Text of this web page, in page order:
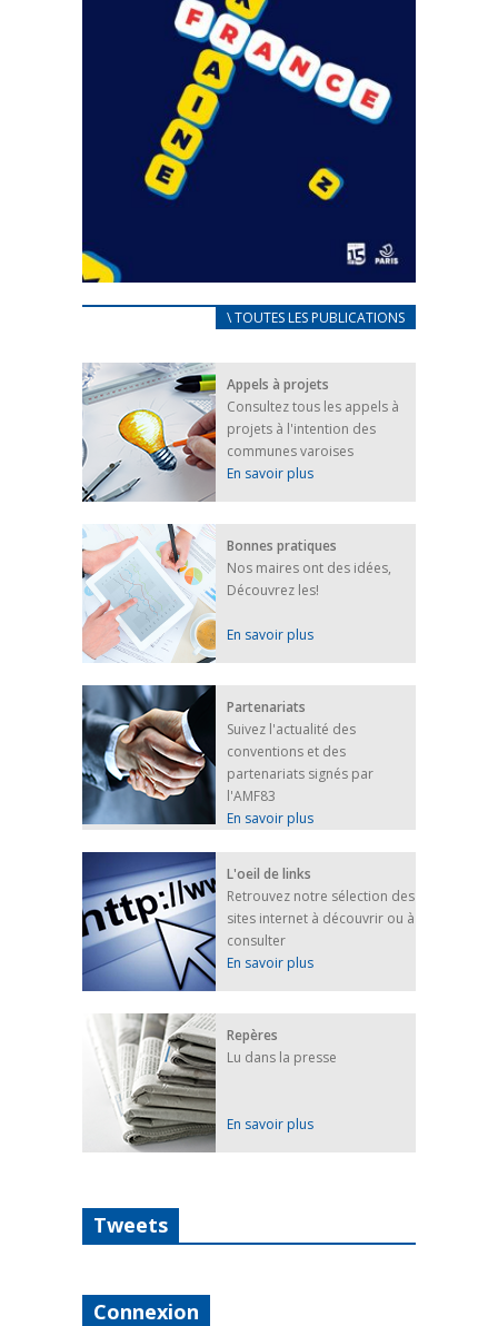
CARNET D’ACCUEIL
25 avril 2022
Afin d’accompagner au mieux les réfugiés
ukrainiens arrivés en France,...
FEUILLETER
\ TOUTES LES PUBLICATIONS
Appels à projets
Consultez tous les appels à
projets à l'intention des
communes varoises
En savoir plus
Bonnes pratiques
Nos maires ont des idées,
Découvrez les!
En savoir plus
Partenariats
Suivez l'actualité des
conventions et des
partenariats signés par
l'AMF83
En savoir plus
L'oeil de links
Retrouvez notre sélection des
sites internet à découvrir ou à
consulter
En savoir plus
Repères
Lu dans la presse
En savoir plus
Tweets
Connexion